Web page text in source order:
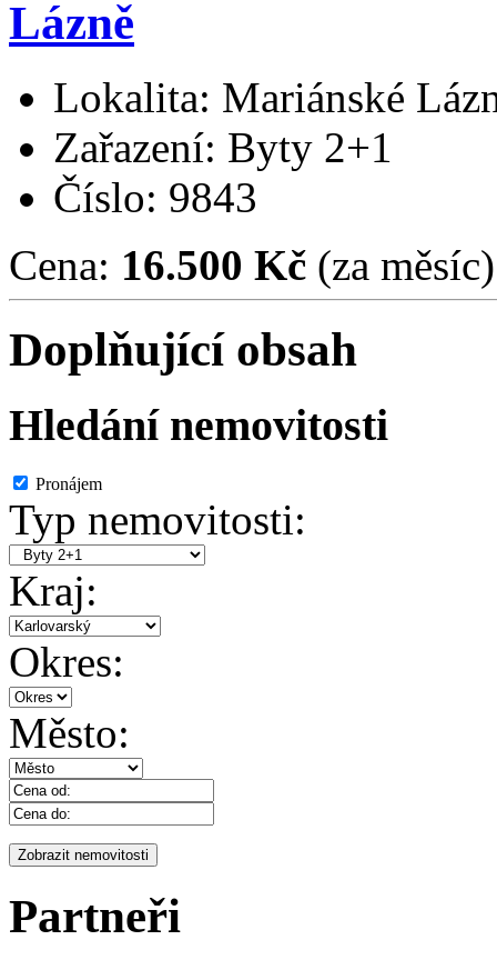
Lázně
Lokalita: Mariánské
Zařazení: Byty 2+1
Číslo: 9843
Cena: 16.500 Kč (za měsíc)
Doplňující obsah
Hledání nemovitosti
Pronájem
Typ nemovitosti:
Kraj:
Okres:
Město:
Partneři